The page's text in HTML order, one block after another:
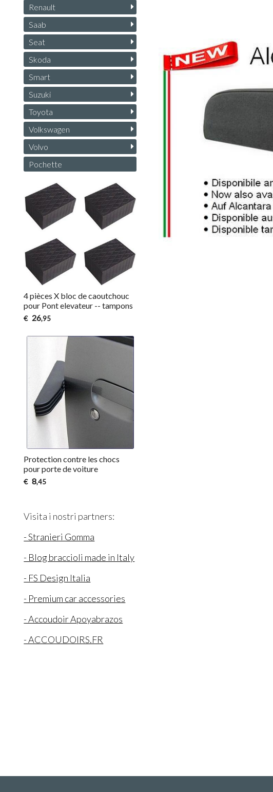
Renault
Saab
Seat
Skoda
Smart
Suzuki
Toyota
Volkswagen
Volvo
Pochette
4 pièces X bloc de caoutchouc
pour Pont elevateur -- tampons
€ 26,95
Protection contre les chocs
pour porte de voiture
€ 8,45
Visita i nostri partners:
- Stranieri Gomma
- Blog braccioli made in Italy
- FS Design Italia
- Premium car accessories
- Accoudoir Apoyabrazos
- ACCOUDOIRS.FR